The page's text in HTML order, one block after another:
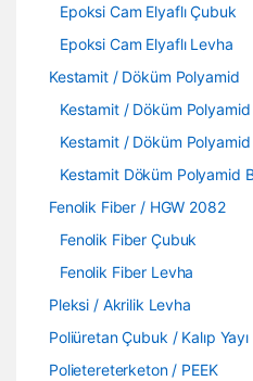
Epoksi Cam Elyaflı Çubuk
Epoksi Cam Elyaflı Levha
Kestamit / Döküm Polyamid
Kestamit / Döküm
Kestamit / Döküm
Kestamit Döküm Polyamid
Fenolik Fiber / HGW 2082
Fenolik Fiber Çubuk
Fenolik Fiber Levha
Pleksi / Akrilik Levha
Poliüretan Çubuk / Kalıp Yayı
Polietereterketon / PEEK